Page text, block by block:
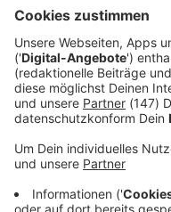
ganze Stunde, weil
wann man sein Ziel